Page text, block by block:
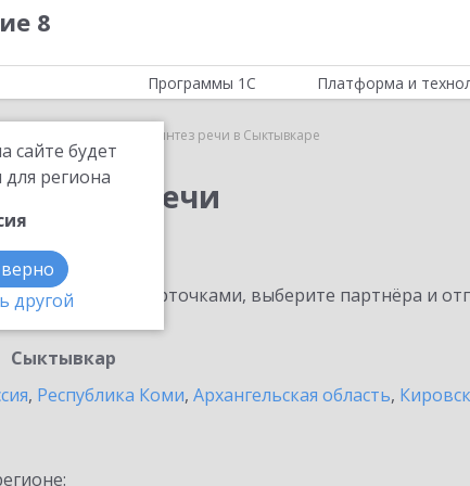
8
сайте будет
региона
другой
Программы 1С Платформа и
1С:Синтез речи в Сыктывкаре
речи
карточками, выберите партнёра и
Сыктывкар
, Республика Коми, Архангельская область,